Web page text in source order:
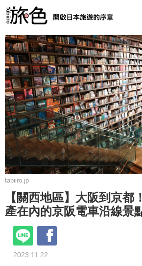
tabiiro.jp
【關西地區】大阪到京都
產在內的京阪電車沿線景
2023.11.22